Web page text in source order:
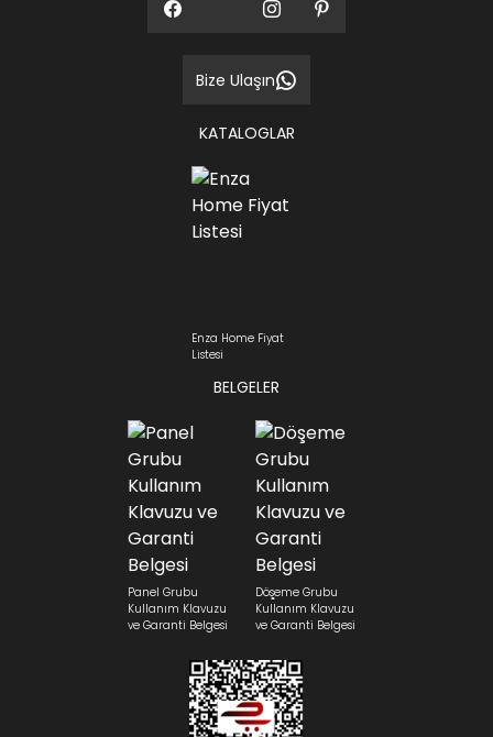
Bize Ulaşın
KATALOGLAR
Enza Home Fiyat
Listesi
BELGELER
Panel Grubu
Kullanım Klavuzu
ve Garanti Belgesi
Döşeme Grubu
Kullanım Klavuzu
ve Garanti Belgesi